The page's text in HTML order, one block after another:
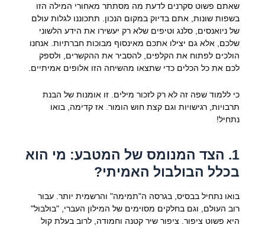
שאתם פשוט סקרנים לדעת מה מסתתר מאחורי המילה הזו
בשפות שונות, אתם בדיוק במקום הנכון. תתכוננו לגלות עולם
של ניואנסים, סלנג וטיפים שלא רק יעשירו את הידע הלשוני
שלכם, אלא גם יצילו אתכם מאינסוף מבוכות חברתיות. אנחנו
הולכים לפתוח את הקלפים, להסביר את ההקשרים, ולספק
לכם את כל הכלים כדי שתצאו מהשיחה הזו אלופים אמיתיים.
כי ללמוד שפה זה לא רק לזכור מילים. זו אומנות של הבנת
תרבויות, רגישויות וגם קצת חוש הומור. אז קדימה, בואו
נתחיל!
1. הצד המנומס של המטבע: מי הוא
בכלל הבולבול האמיתי?
בואו נתחיל בבסיס, בגרסה ה"תמימה" והרשמית יותר. עבור
רוב העולם, וגם בחלקים מסוימים של המילון העברי, "בולבול"
היא פשוט ציפור. ציפור שיר קטנה וחמודה, לרוב בעלת קול